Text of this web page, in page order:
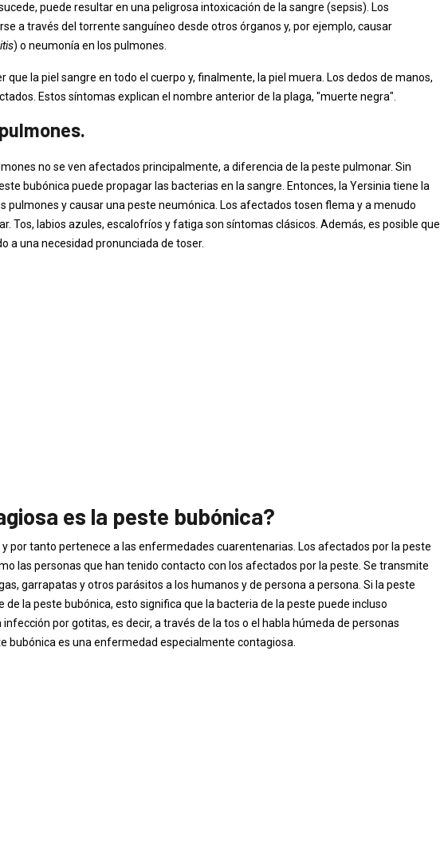
puede resultar en una peligrosa intoxicación de la sangre (sepsis). Los
a través del torrente sanguíneo desde otros órganos y, por ejemplo, causar
) o neumonía en los pulmones.
que la piel sangre en todo el cuerpo y, finalmente, la piel muera. Los dedos de manos,
Estos síntomas explican el nombre anterior de la plaga, "muerte negra".
no se ven afectados principalmente, a diferencia de la peste pulmonar. Sin
bubónica puede propagar las bacterias en la sangre. Entonces, la Yersinia tiene la
pulmones y causar una peste neumónica. Los afectados tosen flema y a menudo
Tos, labios azules, escalofríos y fatiga son síntomas clásicos. Además, es posible que
a una necesidad pronunciada de toser.
es la peste bubónica?
y por tanto pertenece a las enfermedades cuarentenarias. Los afectados por la peste
las personas que han tenido contacto con los afectados por la peste. Se transmite
garrapatas y otros parásitos a los humanos y de persona a persona. Si la peste
la peste bubónica, esto significa que la bacteria de la peste puede incluso
por gotitas, es decir, a través de la tos o el habla húmeda de personas
bubónica es una enfermedad especialmente contagiosa.